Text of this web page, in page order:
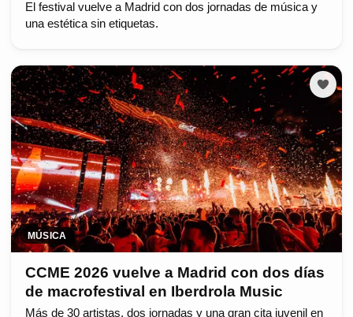
El festival vuelve a Madrid con dos jornadas de música y
una estética sin etiquetas.
MÚSICA
CCME 2026 vuelve a Madrid con dos días
de macrofestival en Iberdrola Music
Más de 30 artistas, dos jornadas y una gran cita juvenil en